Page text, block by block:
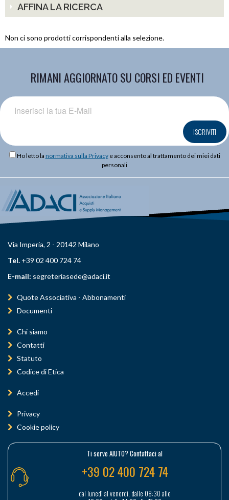
AFFINA LA RICERCA
Non ci sono prodotti corrispondenti alla selezione.
RIMANI AGGIORNATO SU CORSI ED EVENTI
ISCRIVITI
Ho letto la normativa sulla Privacye acconsento al trattamento dei miei dati
personali
Via Imperia, 2 - 20142 Milano
Tel. +39 02 400 724 74
E-mail: segreteriasede@adaci.it
Quote Associativa - Abbonamenti
Documenti
Chi siamo
Contatti
Statuto
Codice di Etica
Accedi
Privacy
Cookie policy
Ti serve AIUTO? Contattaci al
+39 02 400 724 74
dal lunedì al venerdì, dalle 08:30 alle